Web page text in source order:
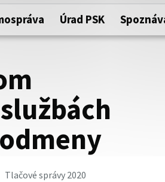
Úrad PSK
Tlačové správy 2020